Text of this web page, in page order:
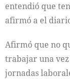
entendió que
afirmó a el
Afirmó que no
trabajar una
jornadas